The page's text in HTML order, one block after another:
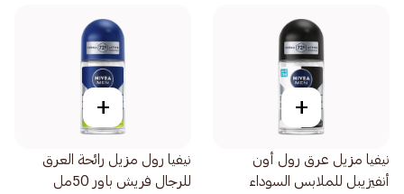
+
نيفيا مزيل عرق رول أون
أنفيزيبل للملابس السوداء
+
نيفيا رول مزيل رائحة العرق
للرجال فريش باور 50مل